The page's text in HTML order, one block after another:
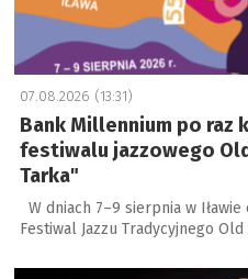
07.08.2026 (13:31)
Bank Millennium po raz
festiwalu jazzowego
Tarka"
W dniach 7–9 sierpnia w
Festiwal Jazzu Tradycyjnego
a